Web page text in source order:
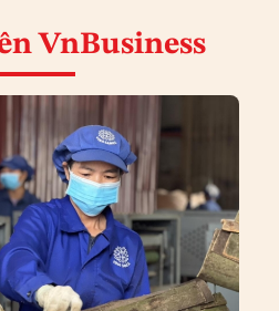
VnBusiness